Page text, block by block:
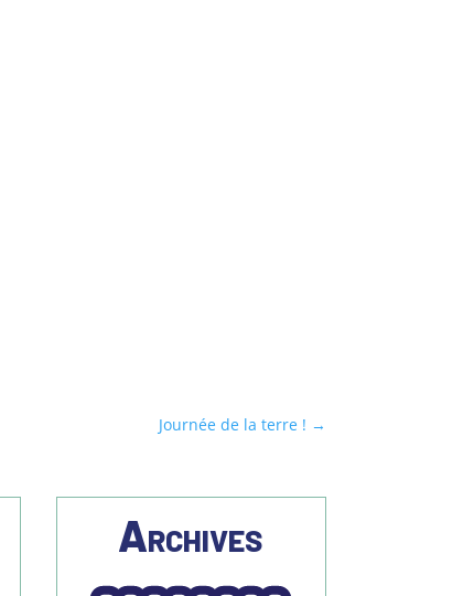
Journée de la terre ! →
Archives